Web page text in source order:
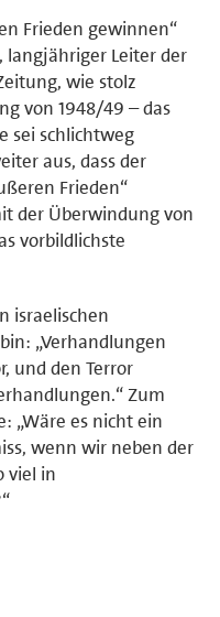
Frieden gewinnen“
langjähriger Leiter der
wie stolz
von 1948/49 – das
sei schlichtweg
aus, dass der
Frieden“
der Überwindung von
vorbildlichste
israelischen
„Verhandlungen
und den Terror
Zum
„Wäre es nicht ein
wenn wir neben der
viel in